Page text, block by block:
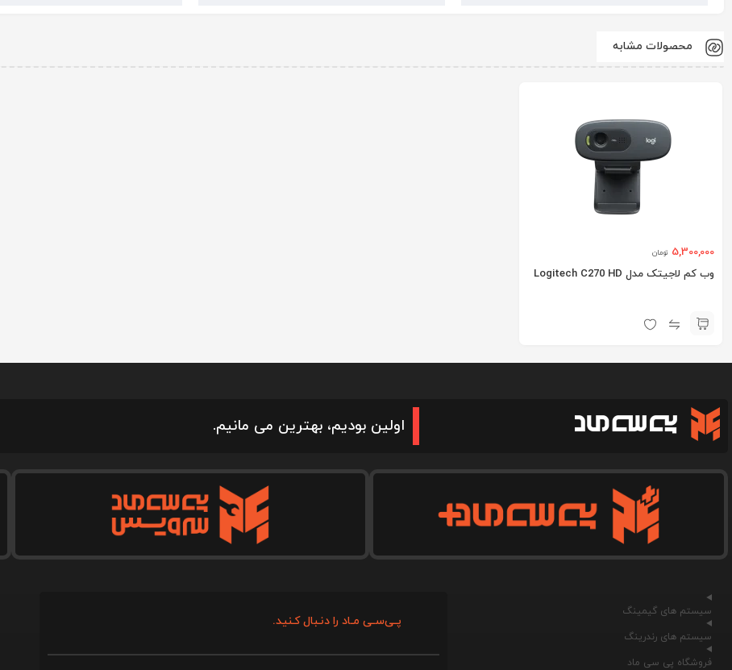
محصولات مشابه
5,300,000 تومان
وب کم لاجیتک مدل Logitech C270 HD
اولین بودیم، بهترین می مانیم.
سیستم های گیمینگ
سیستم های رندرینگ
فروشگاه پی سی ماد
پـی‌سـی مـاد را دنـبال کـنید.